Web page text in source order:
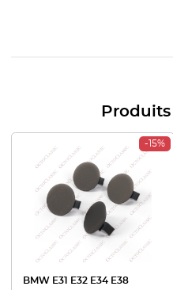
-15%
BMW E31 E32 E34 E38